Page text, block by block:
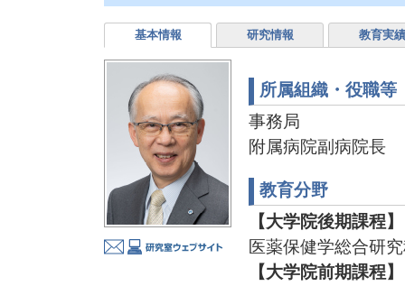
基本情報 研究情報 教育実績
所属組織・役職等
事務局
附属病院副病院長
教育分野
【大学院後期課程】
医薬保健学総合研
【大学院前期課程】